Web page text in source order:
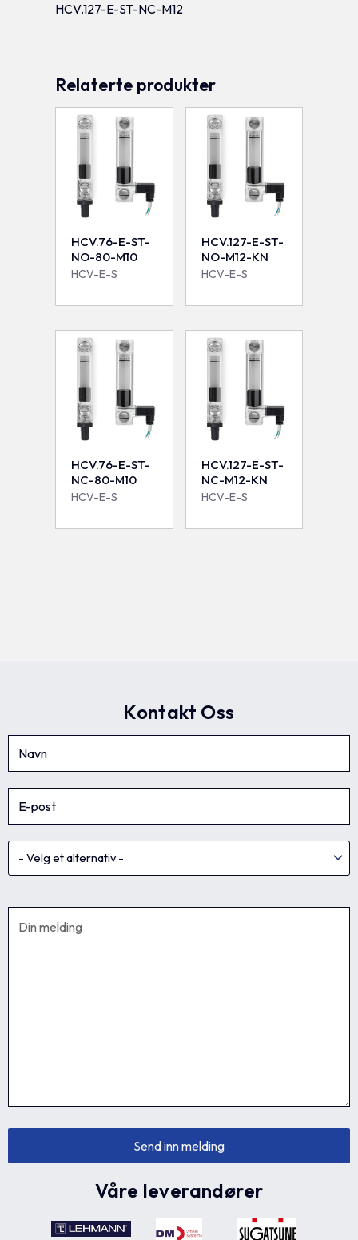
HCV.127-E-ST-NC-M12
Relaterte produkter
HCV.76-E-ST-
NO-80-M10
HCV-E-S
HCV.127-E-ST-
NO-M12-KN
HCV-E-S
HCV.76-E-ST-
NC-80-M10
HCV-E-S
HCV.127-E-ST-
NC-M12-KN
HCV-E-S
Kontakt Oss
Våre leverandører